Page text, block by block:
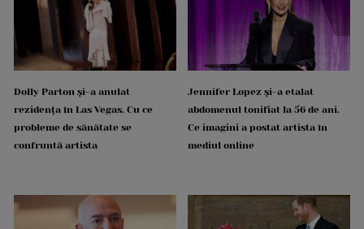
Dolly Parton și-a anulat
rezidența în Las Vegas. Cu ce
probleme de sănătate se
confruntă artista
Jennifer Lopez și-a etalat
abdomenul tonifiat la 56 de ani.
Ce imagini a postat artista în
mediul online